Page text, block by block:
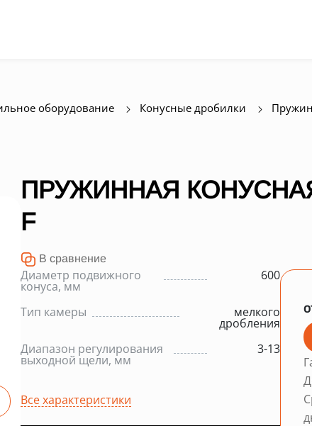
оборудование Конусные дробилки
ПРУЖИННАЯ
F
В сравнение
Диаметр подвижного
конуса, мм
600
Тип камеры мелкого
дробления
Диапазон регулирования
выходной щели, мм
3-13
Все характеристики